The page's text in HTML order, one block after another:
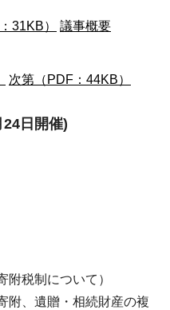
31KB）
議事概要
次第（PDF：44KB）
日開催)
附税制について）
附、遺贈・相続財産の複